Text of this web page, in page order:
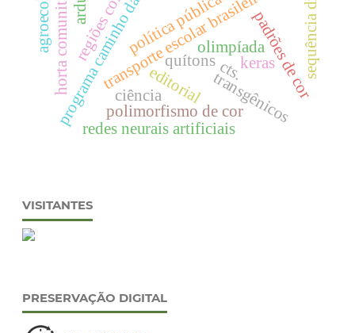
editorial
olimpíada
transporte escolar brasileiro
programa caminho da escola. padrões de cor
polimorfismo de cor
quítons
redes neurais artificiais
keras
transgênicos
cts.
horta comunitária
ciência
VISITANTES
PRESERVAÇÃO DIGITAL